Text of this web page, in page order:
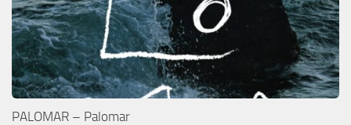
PALOMAR – Palomar